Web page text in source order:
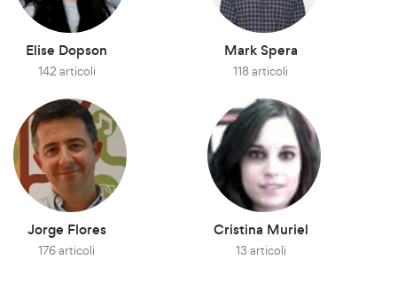
Elise Dopson
142 articoli
Mark Spera
118 articoli
Jorge Flores
176 articoli
Cristina Muriel
13 articoli